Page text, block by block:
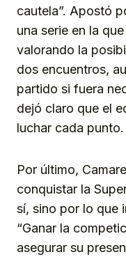
cautela”. Apostó
una serie en la
valorando la
dos encuentros,
partido si fuera
dejó claro que el
luchar cada punto.
Por último,
conquistar la
sí, sino por lo que
“Ganar la
asegurar su